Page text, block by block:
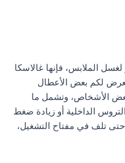
الملابس، فإنها غالاسكا
لكم بعض الأعطال
بعض الأشخاص، وتشمل ما
الداخلية أو زيادة ضغط
تلف في مفتاح التشغيل،